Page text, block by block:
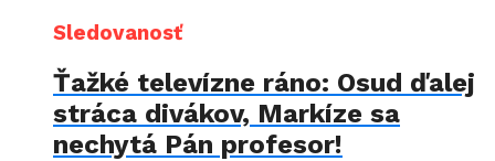
Sledovanosť
Ťažké televízne ráno: Osud ďalej
stráca divákov, Markíze sa
nechytá Pán profesor!